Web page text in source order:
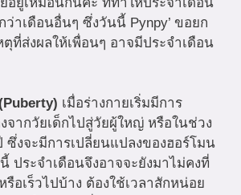
ว่าเดือนอื่นๆ ซึ่งวันนี้ Pynpy’ ขอยก
ตุที่ส่งผลให้เพื่อนๆ อาจมีประจำเดือน
เมื่อร่างกายเริ่มมีการ
จากวัยเด็กไปสู่วัยผู้ใหญ่ หรือในช่วง
ซึ่งจะมีการเปลี่ยนแปลงของฮอร์โมน
ประจำเดือนจึงอาจจะยังมาไม่คงที่
อเร็วไปบ้าง ต้องใช้เวลาสักหน่อย